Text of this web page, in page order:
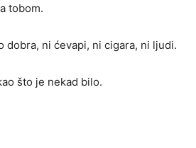
tobom.
dobra, ni ćevapi, ni cigara, ni ljudi.
što je nekad bilo.